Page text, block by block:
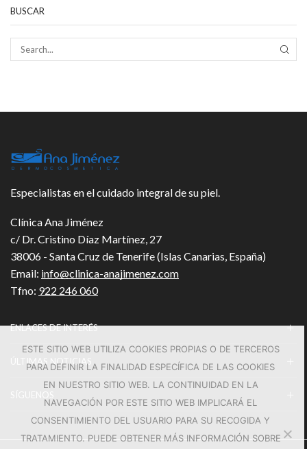
BUSCAR
Especialistas en el cuidado integral de su piel.
Clínica Ana Jiménez
c/ Dr. Cristino Díaz Martínez, 27
38006 - Santa Cruz de Tenerife (Islas Canarias, España)
Email: info@clinica-anajimenez.com
Tfno: 922 246 060
ENLACES DE INTERÉS
ÚLTIMAS NOTICIAS
ESTE SITIO WEB UTILIZA COOKIES PROPIAS O DE TERCEROS
PARA DEFINIR LA FINALIDAD ESPECÍFICA DE LAS COOKIES
EN NUESTRO SITIO WEB. LA CONTINUIDAD EN LA
NAVEGACIÓN POR ESTE SITIO WEB IMPLICARÁ EL
CONSENTIMIENTO DEL USUARIO PARA SU RECOGIDA Y
TRATAMIENTO. PUEDE OBTENER MÁS INFORMACIÓN SOBRE